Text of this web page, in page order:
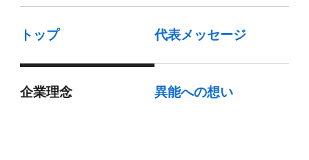
トップ 代表メッセージ
企業理念 異能への想い